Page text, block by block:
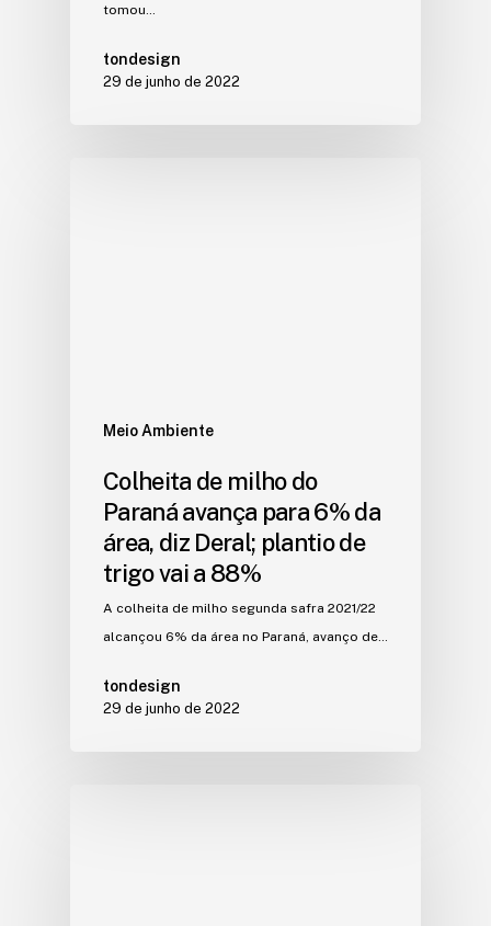
tomou…
tondesign
29 de junho de 2022
Meio Ambiente
Colheita de milho do
Paraná avança para 6% da
área, diz Deral; plantio de
trigo vai a 88%
A colheita de milho segunda safra 2021/22
alcançou 6% da área no Paraná, avanço de…
tondesign
29 de junho de 2022